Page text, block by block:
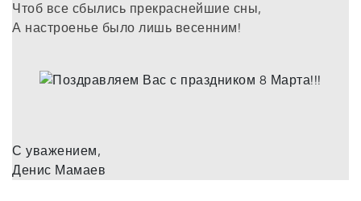
Чтоб все сбылись прекраснейшие сны,
А настроенье было лишь весенним!
С уважением,
Денис Мамаев